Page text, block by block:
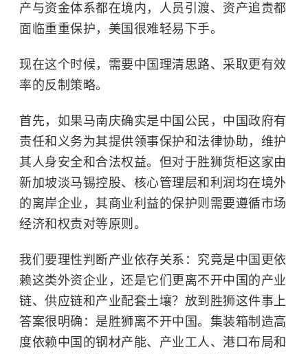
产与资金体系都在境内，人员引渡、资产追责都
面临重重保护，美国很难轻易下手。
现在这个时候，需要中国理清思路、采取更有效
率的反制策略。
首先，如果马南庆确实是中国公民，中国政府有
责任和义务为其提供领事保护和法律协助，维护
其人身安全和合法权益。但对于胜狮货柜这家由
新加坡淡马锡控股、核心管理层和利润均在境外
的离岸企业，其商业利益的保护则需要遵循市场
经济和权责对等原则。
我们要理性判断产业依存关系：究竟是中国更依
赖这类外资企业，还是它们更离不开中国的产业
链、供应链和产业配套土壤？放到胜狮这件事上
答案很明确：是胜狮离不开中国。集装箱制造高
度依赖中国的钢材产能、产业工人、港口布局和